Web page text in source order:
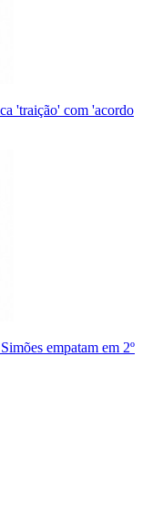
'traição' com 'acordo
empatam em 2º